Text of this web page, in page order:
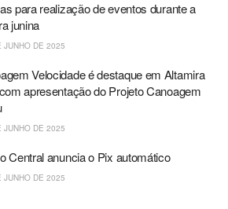
para realização de eventos durante a
junina
JUNHO DE 2025
Velocidade é destaque em Altamira
apresentação do Projeto Canoagem
JUNHO DE 2025
Central anuncia o Pix automático
JUNHO DE 2025